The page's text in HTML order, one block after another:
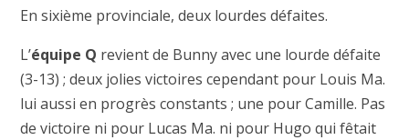
En sixième provinciale, deux lourdes défaites.
L’équipe Q revient de Bunny avec une lourde défaite
(3-13) ; deux jolies victoires cependant pour Louis Ma.
lui aussi en progrès constants ; une pour Camille. Pas
de victoire ni pour Lucas Ma. ni pour Hugo qui fêtait